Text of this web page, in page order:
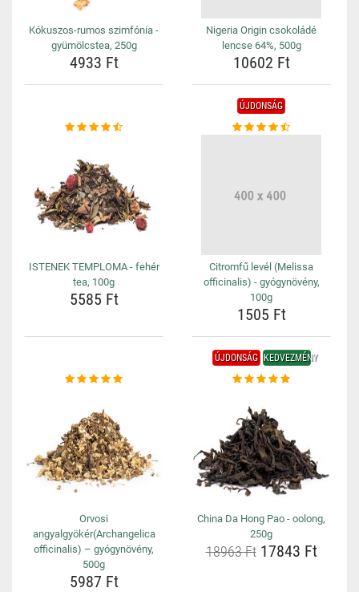
Kókuszos-rumos szimfónia -
gyümölcstea, 250g
4933 Ft
Nigeria Origin csokoládé
lencse 64%, 500g
10602 Ft
ISTENEK TEMPLOMA - fehér
tea, 100g
5585 Ft
ÚJDONSÁG
Citromfű levél (Melissa
officinalis) - gyógynövény,
100g
1505 Ft
Orvosi
angyalgyökér(Archangelica
officinalis) – gyógynövény,
500g
5987 Ft
ÚJDONSÁG KEDVEZMÉNY
China Da Hong Pao - oolong,
250g
18963 Ft17843 Ft